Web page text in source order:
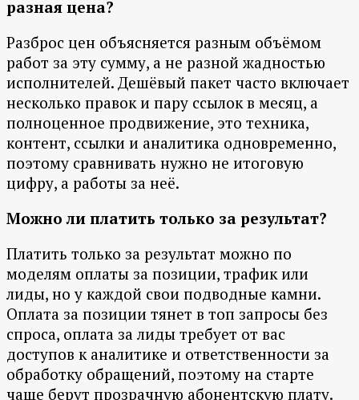
разная цена?
Разброс цен объясняется разным объёмом
работ за эту сумму, а не разной жадностью
исполнителей. Дешёвый пакет часто включает
несколько правок и пару ссылок в месяц, а
полноценное продвижение, это техника,
контент, ссылки и аналитика одновременно,
поэтому сравнивать нужно не итоговую
цифру, а работы за неё.
Можно ли платить только за результат?
Платить только за результат можно по
моделям оплаты за позиции, трафик или
лиды, но у каждой свои подводные камни.
Оплата за позиции тянет в топ запросы без
спроса, оплата за лиды требует от вас
доступов к аналитике и ответственности за
обработку обращений, поэтому на старте
чаще берут прозрачную абонентскую плату.